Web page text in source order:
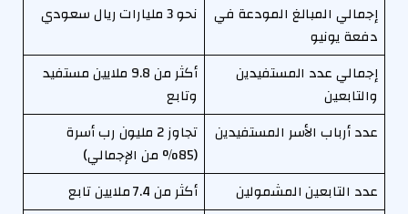
إجمالي المبالغ المودعة في
دفعة يونيو
نحو 3 مليارات ريال سعودي
إجمالي عدد المستفيدين
والتابعين
أكثر من 9.8 ملايين مستفيد
وتابع
عدد أرباب الأسر المستفيدين
تجاوز 2 مليون رب أسرة
(85% من الإجمالي)
عدد التابعين المشمولين
أكثر من 7.4 ملايين تابع